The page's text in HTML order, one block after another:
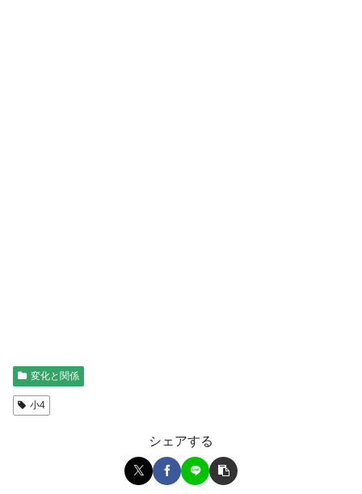
変化と関係
小4
シェアする